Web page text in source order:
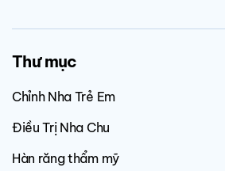
Thư mục
Chỉnh Nha Trẻ Em
Điều Trị Nha Chu
Hàn răng thẩm mỹ